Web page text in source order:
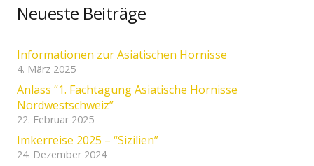
Neueste Beiträge
Informationen zur Asiatischen Hornisse
4. März 2025
Anlass “1. Fachtagung Asiatische Hornisse
Nordwestschweiz”
22. Februar 2025
Imkerreise 2025 – “Sizilien”
24. Dezember 2024